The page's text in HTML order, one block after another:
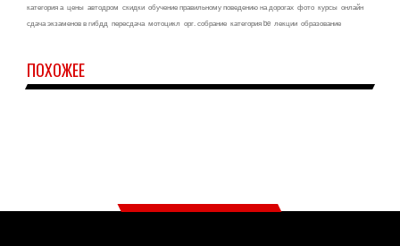
категория а цены автодром скидки обучение правильному поведению на дорогах фото курсы онлайн
сдача экзаменов в гибдд пересдача мотоцикл орг. собрание категория be лекции образование
ПОХОЖЕЕ